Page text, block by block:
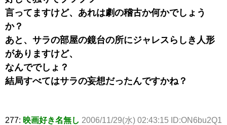
言ってますけど、あれは劇の稽古か何かでしょう
か？
あと、サラの部屋の鏡台の所にジャレスらしき人形
がありますけど、
なんででしょ？
結局すべてはサラの妄想だったんですかね？
277: 映画好き名無し 2006/11/29(水) 02:43:15 ID:ON6bu2Q1